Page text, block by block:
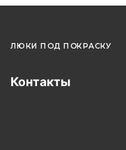
ЛЮКИ ПОД ПОКРАСКУ
Контакты